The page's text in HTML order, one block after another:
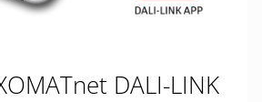
DALI-LINK